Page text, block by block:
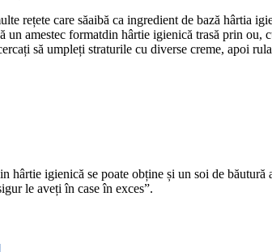
rețete care săaibă ca ingredient de bază hârtia
un amestec formatdin hârtie igienică trasă prin
să umpleți straturile cu diverse creme, apoi
hârtie igienică se poate obține și un soi de
le aveți în case în exces”.